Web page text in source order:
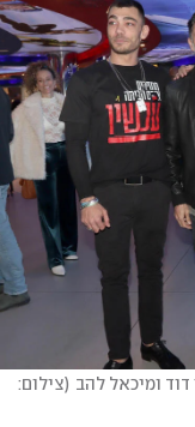
דוד ומיכאל להב (